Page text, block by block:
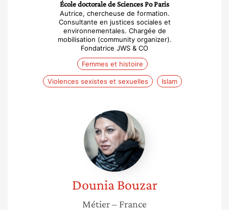
École doctorale de Sciences Po Paris
Autrice, chercheuse de formation.
Consultante en justices sociales et
environnementales. Chargée de
mobilisation (community organizer).
Fondatrice JWS & CO
Femmes et histoire
Violences sexistes et sexuelles Islam
Dounia
Bouzar
Dounia Bouzar
Métier– France